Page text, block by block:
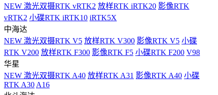
NEW 激光双摄RTK vRTK2 放样RTK iRTK20 影像RTK
vRTK2 小碟RTK iRTK10 iRTK5X
中海达
NEW 激光双摄RTK V5 放样RTK V300 影像RTK V5 小碟
RTK V200 放样RTK F300 影像RTK F5 小碟RTK F200 V98
华星
NEW 激光双摄RTK A40 放样RTK A31 影像RTK A40 小碟
RTK A30 A16